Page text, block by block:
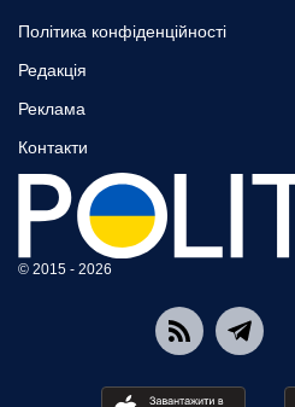
Політика конфіденційності
Редакція
Реклама
Контакти
© 2015 - 2026